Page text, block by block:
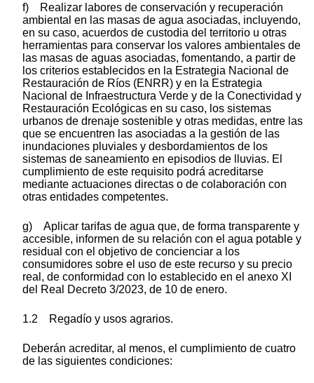
f) Realizar labores de conservación y recuperación
ambiental en las masas de agua asociadas, incluyendo,
en su caso, acuerdos de custodia del territorio u otras
herramientas para conservar los valores ambientales de
las masas de aguas asociadas, fomentando, a partir de
los criterios establecidos en la Estrategia Nacional de
Restauración de Ríos (ENRR) y en la Estrategia
Nacional de Infraestructura Verde y de la Conectividad y
Restauración Ecológicas en su caso, los sistemas
urbanos de drenaje sostenible y otras medidas, entre las
que se encuentren las asociadas a la gestión de las
inundaciones pluviales y desbordamientos de los
sistemas de saneamiento en episodios de lluvias. El
cumplimiento de este requisito podrá acreditarse
mediante actuaciones directas o de colaboración con
otras entidades competentes.
g) Aplicar tarifas de agua que, de forma transparente y
accesible, informen de su relación con el agua potable y
residual con el objetivo de concienciar a los
consumidores sobre el uso de este recurso y su precio
real, de conformidad con lo establecido en el anexo XI
del Real Decreto 3/2023, de 10 de enero.
1.2 Regadío y usos agrarios.
Deberán acreditar, al menos, el cumplimiento de cuatro
de las siguientes condiciones: